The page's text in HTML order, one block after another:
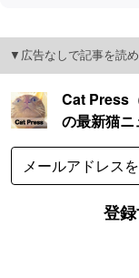
▼広告なしで記事を読